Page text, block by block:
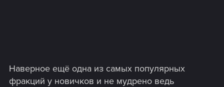
Наверное ещё одна из самых популярных
фракций у новичков и не мудрено ведь